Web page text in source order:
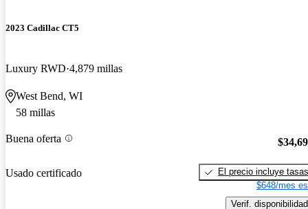
2023 Cadillac CT5
Luxury RWD 4,879 millas
West Bend, WI
58 millas
Buena oferta
Usado certificado
El precio incluye tasas
$648/mes
Verif. disponibilidad